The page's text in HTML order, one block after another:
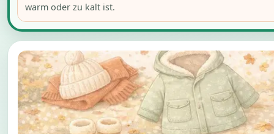
warm oder zu kalt ist.